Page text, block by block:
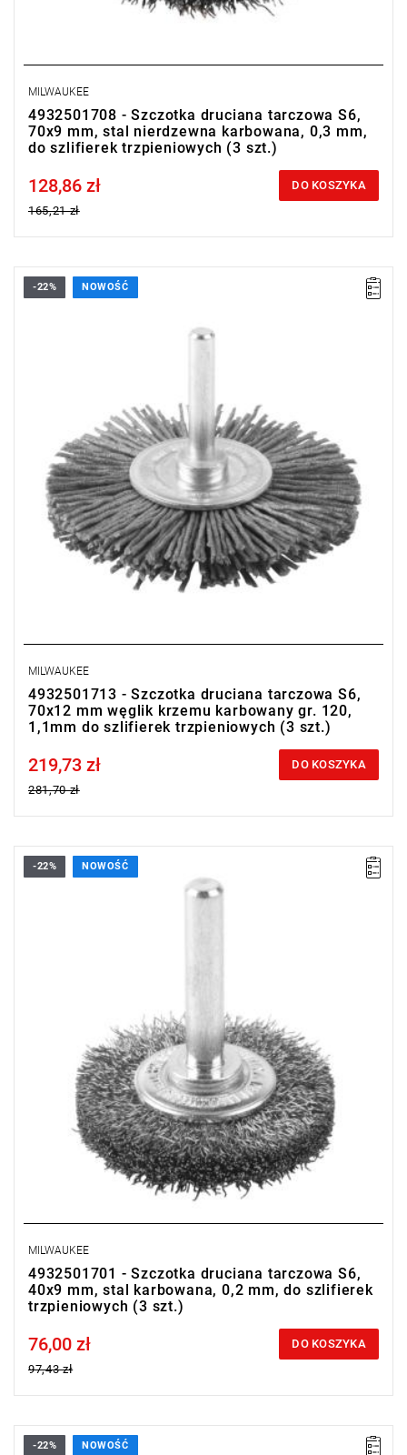
MILWAUKEE
4932501708 - Szczotka druciana tarczowa S6,
70x9 mm, stal nierdzewna karbowana, 0,3 mm,
do szlifierek trzpieniowych (3 szt.)
Price tax included
128,86 zł
165,21 zł
DO KOSZYKA
-22% NOWOŚĆ
MILWAUKEE
4932501713 - Szczotka druciana tarczowa S6,
70x12 mm węglik krzemu karbowany gr. 120,
1,1mm do szlifierek trzpieniowych (3 szt.)
Price tax included
219,73 zł
281,70 zł
DO KOSZYKA
-22% NOWOŚĆ
MILWAUKEE
4932501701 - Szczotka druciana tarczowa S6,
40x9 mm, stal karbowana, 0,2 mm, do szlifierek
trzpieniowych (3 szt.)
Price tax included
76,00 zł
97,43 zł
DO KOSZYKA
-22% NOWOŚĆ